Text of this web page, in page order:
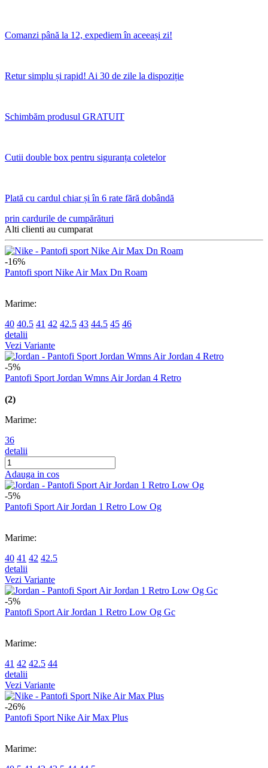
Comanzi până la 12, expediem în aceeași zi!
Retur simplu și rapid! Ai 30 de zile la dispoziție
Schimbăm produsul GRATUIT
Cutii double box pentru siguranța coletelor
Plată cu cardul chiar și în 6 rate fără dobândă
prin cardurile de cumpărături
Alti clienti au cumparat
-16%
Pantofi sport Nike Air Max Dn Roam
Marime:
40 40.5 41 42 42.5 43 44.5 45 46
detalii
Vezi Variante
-5%
Pantofi Sport Jordan Wmns Air Jordan 4 Retro
(2)
Marime:
36
detalii
Adauga in cos
-5%
Pantofi Sport Air Jordan 1 Retro Low Og
Marime:
40 41 42 42.5
detalii
Vezi Variante
-5%
Pantofi Sport Air Jordan 1 Retro Low Og Gc
Marime:
41 42 42.5 44
detalii
Vezi Variante
-26%
Pantofi Sport Nike Air Max Plus
Marime: